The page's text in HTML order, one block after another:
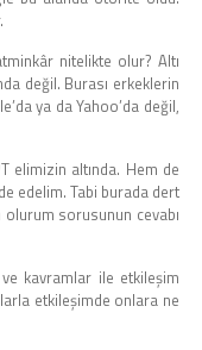
nitelikte olur? Altı
değil. Burası erkeklerin
ya da Yahoo’da değil,
elimizin altında. Hem de
edelim. Tabi burada dert
sorusunun cevabı
kavramlar ile etkileşim
etkileşimde onlara ne